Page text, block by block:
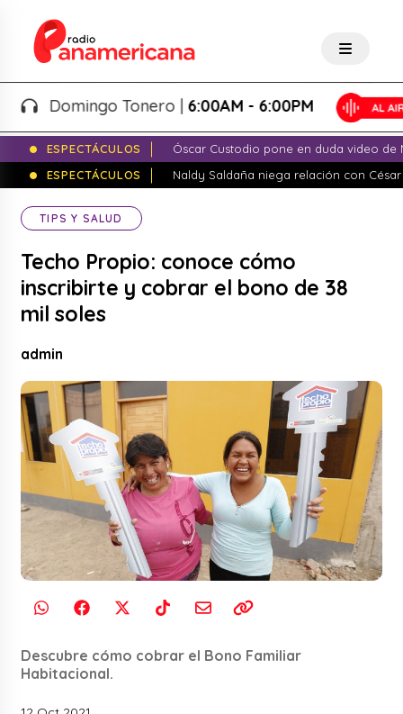
Domingo Tonero |6:00AM - 6:00PM
ESPECTÁCULOS
Óscar Custodio pone en duda video de
ESPECTÁCULOS
Naldy Saldaña niega relación con
TIPS Y SALUD
Techo Propio: conoce cómo
inscribirte y cobrar el bono de 38
mil soles
admin
Descubre cómo cobrar el Bono Familiar
Habitacional.